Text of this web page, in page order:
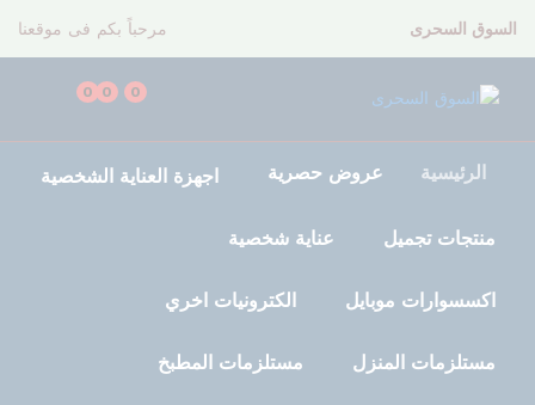
السوق السحرى مرحباً بكم فى موقعنا
0
0
0
الرئيسية عروض حصرية اجهزة العناية الشخصية
منتجات تجميل عناية شخصية
اكسسوارات موبايل الكترونيات اخري
مستلزمات المنزل مستلزمات المطبخ